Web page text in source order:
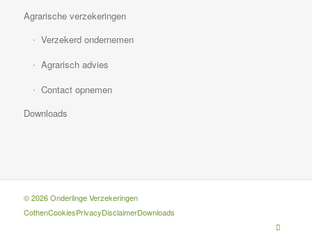
Agrarische verzekeringen
Verzekerd ondernemen
Agrarisch advies
Contact opnemen
Downloads
© 2026 Onderlinge Verzekeringen
CothenCookiesPrivacyDisclaimerDownloads